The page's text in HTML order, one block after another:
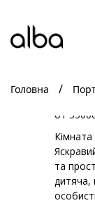
Головна
от
Кімната
та
дитяча,